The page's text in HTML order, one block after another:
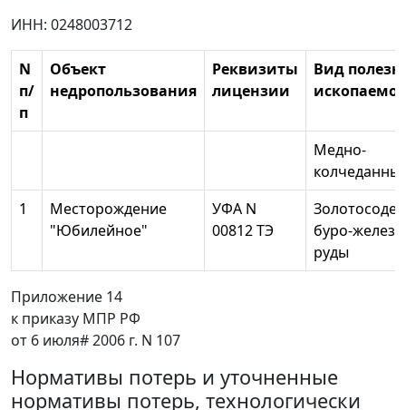
ИНН: 0248003712
N
п/
п
Объект
недропользования
Реквизиты
лицензии
Вид
Медно-
1
Месторождение
"Юбилейное"
УФА N
00812 ТЭ
буро-
руды
Приложение 14
к приказу МПР РФ
от 6 июля# 2006 г. N 107
Нормативы потерь и уточненные
нормативы потерь, технологически